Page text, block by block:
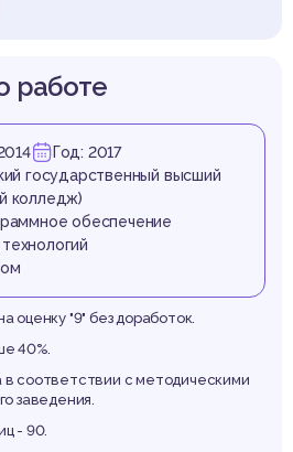
работе
Год: 2017
государственный высший
колледж)
обеспечение
оценку "9" без доработок.
40%.
соответствии с методическими
заведения.
- 90.